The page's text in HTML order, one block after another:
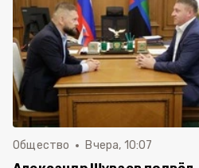
Общество Вчера, 10:07